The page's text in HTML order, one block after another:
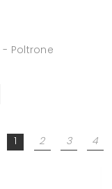
- Poltrone
1 2 3 4